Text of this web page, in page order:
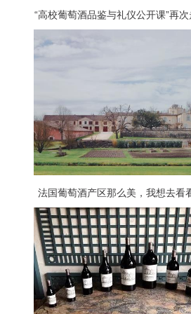
“高校葡萄酒品鉴与礼仪公开课”再
政法大学
法国葡萄酒产区那么美，我想去看